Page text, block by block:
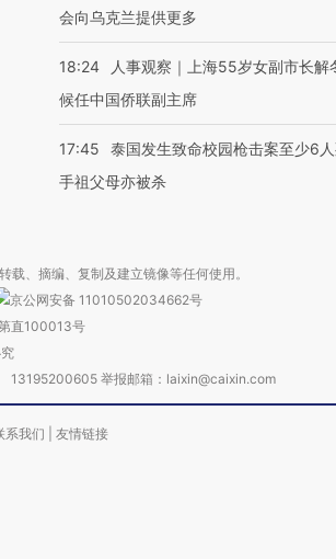
会向乌克兰提供更多
18:24
人事观察｜上海55岁女副市长解
候任中国侨联副主席
17:45
泰国发生致命校园枪击案至少6
手祖父母亦被杀
、摘编、复制及建立镜像等任何使用。
京公网安备 11010502034662号
直100013号
13195200605 举报邮箱：laixin@caixin.com
系我们 友情链接